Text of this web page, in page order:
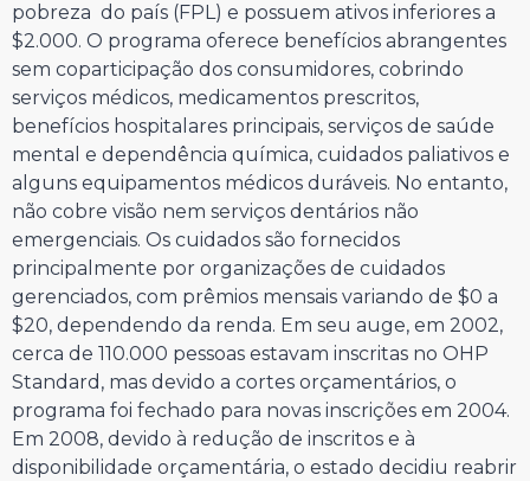
pobreza do país (FPL) e possuem ativos inferiores a
$2.000. O programa oferece benefícios abrangentes
sem coparticipação dos consumidores, cobrindo
serviços médicos, medicamentos prescritos,
benefícios hospitalares principais, serviços de saúde
mental e dependência química, cuidados paliativos e
alguns equipamentos médicos duráveis. No entanto,
não cobre visão nem serviços dentários não
emergenciais. Os cuidados são fornecidos
principalmente por organizações de cuidados
gerenciados, com prêmios mensais variando de $0 a
$20, dependendo da renda. Em seu auge, em 2002,
cerca de 110.000 pessoas estavam inscritas no OHP
Standard, mas devido a cortes orçamentários, o
programa foi fechado para novas inscrições em 2004.
Em 2008, devido à redução de inscritos e à
disponibilidade orçamentária, o estado decidiu reabrir